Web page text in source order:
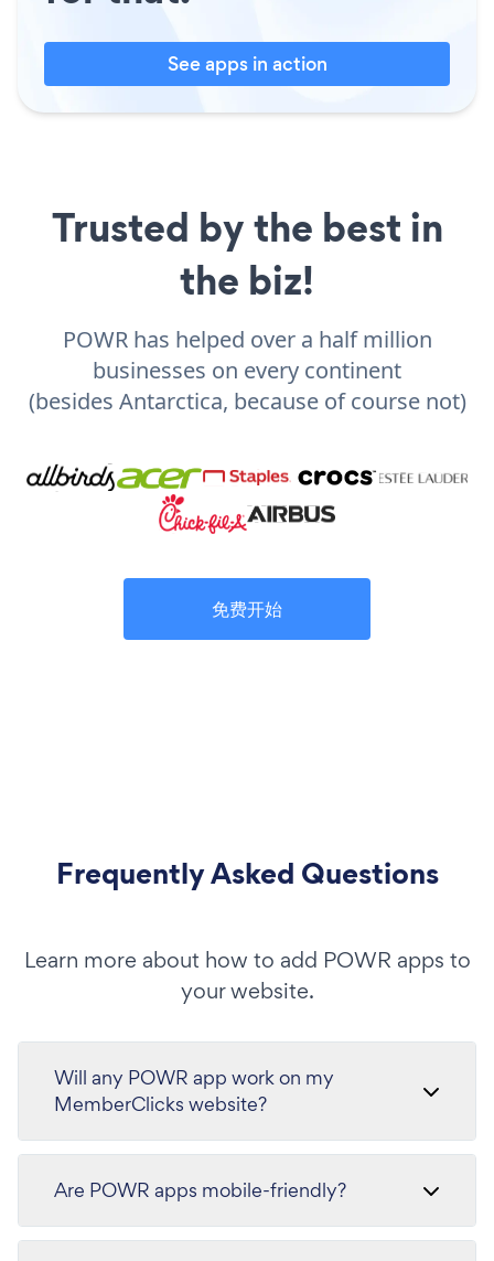
See apps in action
Trusted by the best in
the biz!
POWR has helped over a half million
businesses on every continent
(besides Antarctica, because of course not)
免费开始
Frequently Asked Questions
Learn more about how to add POWR apps to
your website.
Will any POWR app work on my
MemberClicks website?
Are POWR apps mobile-friendly?